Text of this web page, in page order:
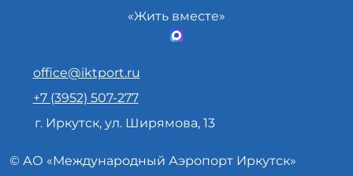
«Жить вместе»
office@iktport.ru
+7 (3952) 507-277
г. Иркутск, ул. Ширямова, 13
© АО «Международный Аэропорт Иркутск»